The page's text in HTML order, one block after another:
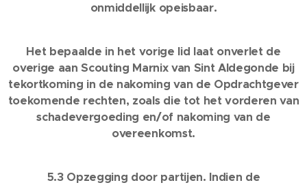
onmiddellijk opeisbaar.
Het bepaalde in het vorige lid laat onverlet de
overige aan Scouting Marnix van Sint Aldegonde bij
tekortkoming in de nakoming van de Opdrachtgever
toekomende rechten, zoals die tot het vorderen van
schadevergoeding en/of nakoming van de
overeenkomst.
5.3 Opzegging door partijen. Indien de